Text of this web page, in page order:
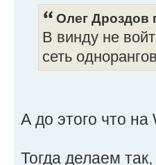
Олег Дроздов
В винду не
сеть
А до этого что на
Тогда делаем